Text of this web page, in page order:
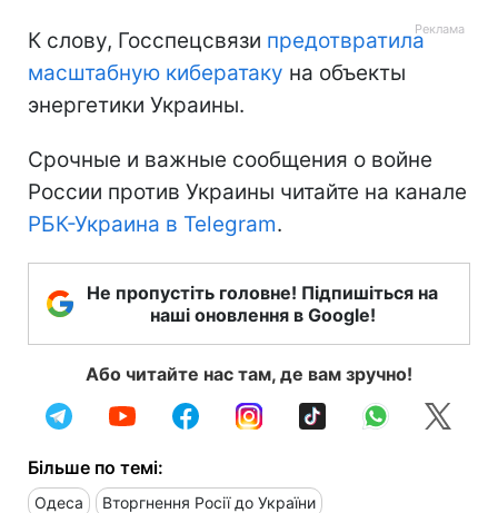
К слову, Госспецсвязи предотвратила
масштабную кибератаку на объекты
энергетики Украины.
Срочные и важные сообщения о войне
России против Украины читайте на канале
РБК-Украина в Telegram.
Не пропустіть головне! Підпишіться на
наші оновлення в Google!
Або читайте нас там, де вам зручно!
Більше по темі:
Одеса Вторгнення Росії до України